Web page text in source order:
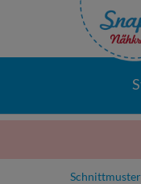
Schnittmuster